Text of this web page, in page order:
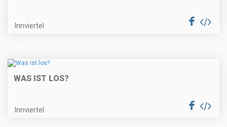
Innviertel
WAS IST LOS?
Innviertel